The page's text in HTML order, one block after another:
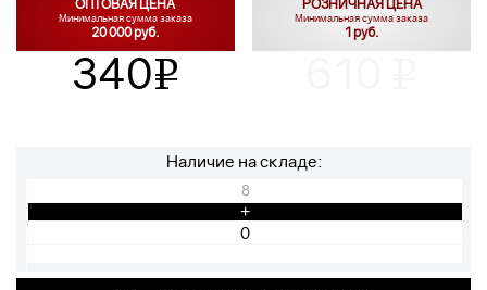
ОПТОВАЯ ЦЕНА
Минимальная сумма заказа
20 000 руб.
340v
РОЗНИЧНАЯ ЦЕНА
Минимальная сумма заказа
1 руб.
Наличие на складе:
8
+